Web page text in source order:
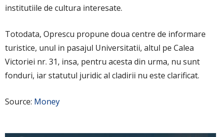
institutiile de cultura interesate.
Totodata, Oprescu propune doua centre de informare
turistice, unul in pasajul Universitatii, altul pe Calea
Victoriei nr. 31, insa, pentru acesta din urma, nu sunt
fonduri, iar statutul juridic al cladirii nu este clarificat.
Source: Money